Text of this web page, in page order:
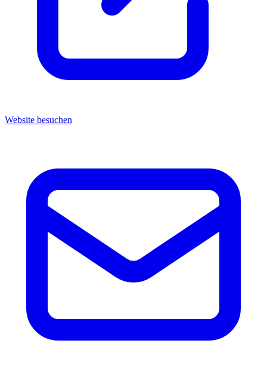
Website besuchen